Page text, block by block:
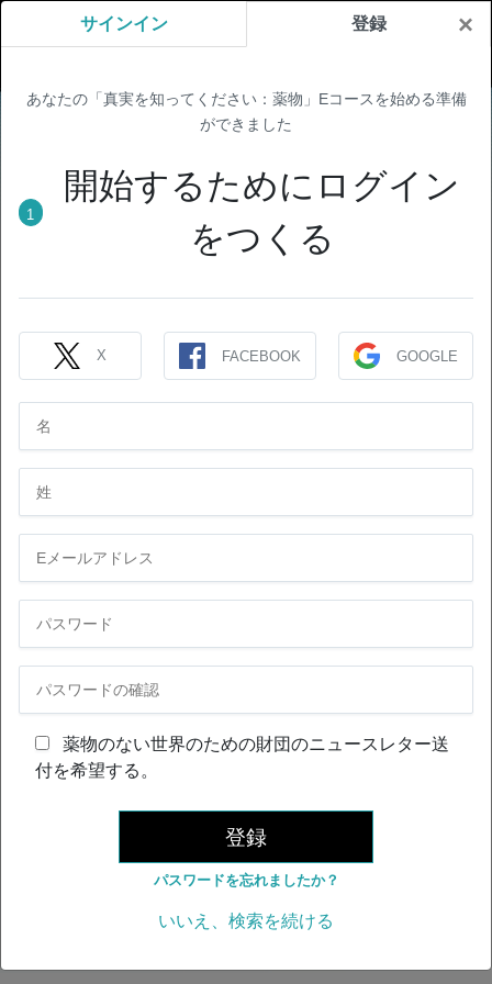
×
サインイン 登録
あなたの「真実を知ってください：薬物」Eコースを始める準備
ができました
1
開始するためにログイン
をつくる
X FACEBOOK GOOGLE
薬物のない世界のための財団のニュースレター送
付を希望する。
登録
パスワードを忘れましたか？
いいえ、検索を続ける